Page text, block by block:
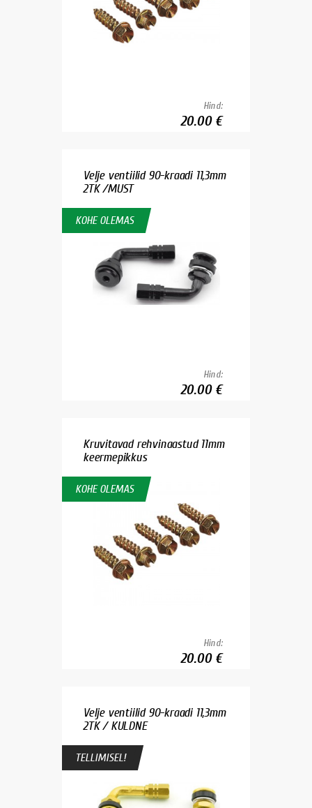
Hind:
20.00 €
Velje ventiilid 90-kraadi 11,3mm
2TK /MUST
KOHE OLEMAS
Hind:
20.00 €
Kruvitavad rehvinaastud 11mm
keermepikkus
KOHE OLEMAS
Hind:
20.00 €
Velje ventiilid 90-kraadi 11,3mm
2TK / KULDNE
TELLIMISEL!